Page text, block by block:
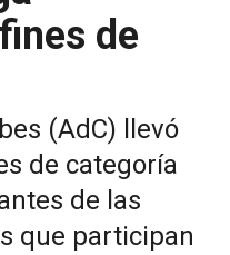
de
(AdC) llevó
de categoría
de las
que participan